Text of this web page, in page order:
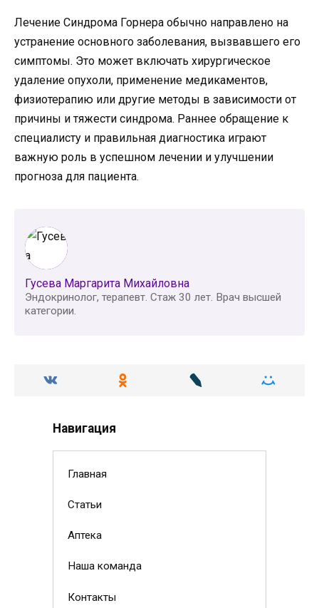
Лечение Синдрома Горнера обычно направлено на
устранение основного заболевания, вызвавшего его
симптомы. Это может включать хирургическое
удаление опухоли, применение медикаментов,
физиотерапию или другие методы в зависимости от
причины и тяжести синдрома. Раннее обращение к
специалисту и правильная диагностика играют
важную роль в успешном лечении и улучшении
прогноза для пациента.
Гусева Маргарита Михайловна
Эндокринолог, терапевт. Стаж 30 лет. Врач высшей
категории.
Навигация
Главная
Статьи
Аптека
Наша команда
Контакты